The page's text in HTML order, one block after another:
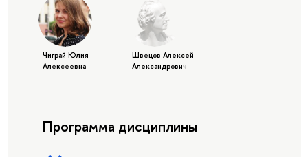
Чиграй Юлия
Алексеевна
Швецов Алексей
Александрович
Программа дисциплины